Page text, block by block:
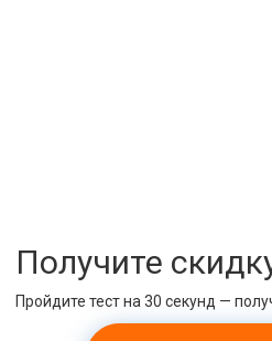
Получите
Пройдите тест на 30 секунд —